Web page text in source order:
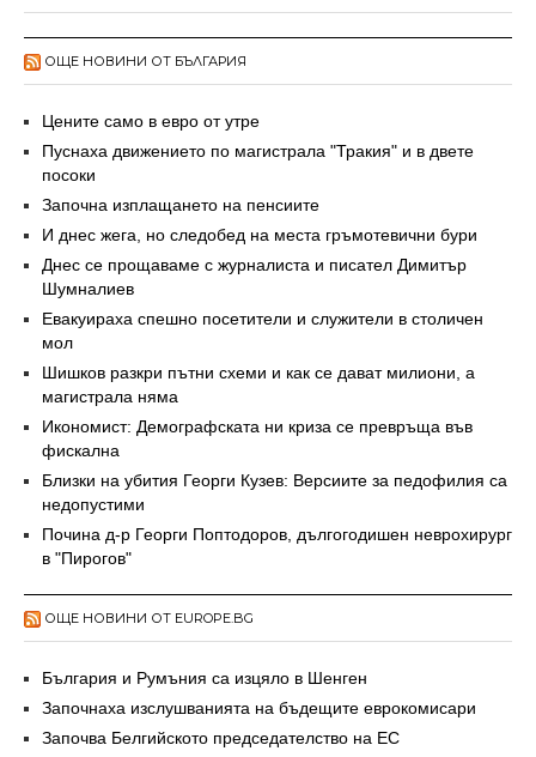
ОЩЕ НОВИНИ ОТ БЪЛГАРИЯ
Цените само в евро от утре
Пуснаха движението по магистрала "Тракия" и в двете
посоки
Започна изплащането на пенсиите
И днес жега, но следобед на места гръмотевични бури
Днес се прощаваме с журналиста и писател Димитър
Шумналиев
Евакуираха спешно посетители и служители в столичен
мол
Шишков разкри пътни схеми и как се дават милиони, а
магистрала няма
Икономист: Демографската ни криза се превръща във
фискална
Близки на убития Георги Кузев: Версиите за педофилия са
недопустими
Почина д-р Георги Поптодоров, дългогодишен неврохирург
в "Пирогов"
ОЩЕ НОВИНИ ОТ EUROPE.BG
България и Румъния са изцяло в Шенген
Започнаха изслушванията на бъдещите еврокомисари
Започва Белгийското председателство на ЕС